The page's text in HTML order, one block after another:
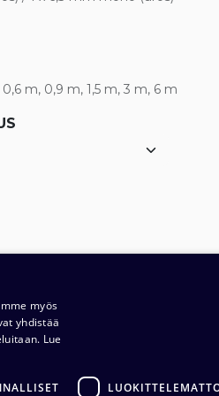
m, 0,9 m, 1,5 m, 3 m, 6 m
myös
yhdistää
Lue